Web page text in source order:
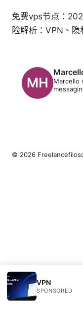
免费vps节点：
险解析：VPN、隐
Marcello
VPN
SPONSORED
© 2026